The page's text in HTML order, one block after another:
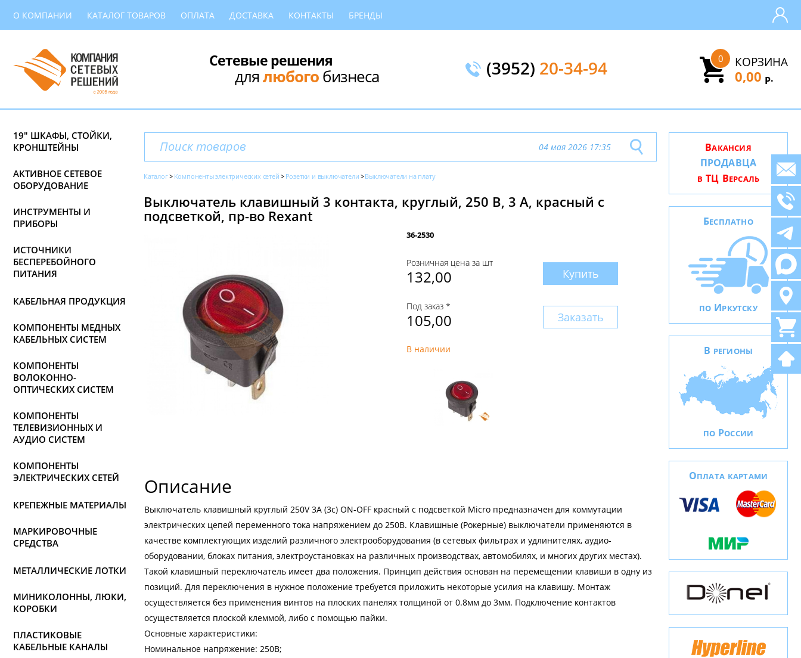
О КОМПАНИИ КАТАЛОГ ТОВАРОВ ОПЛАТА ДОСТАВКА КОНТАКТЫ БРЕНДЫ
Сетевые решения
длялюбогобизнеса (3952) 20-34-94 КОРЗИНА
0
0,00 Р.
19" ШКАФЫ, СТОЙКИ,
КРОНШТЕЙНЫ
АКТИВНОЕ СЕТЕВОЕ
ОБОРУДОВАНИЕ
ИНСТРУМЕНТЫ И
ПРИБОРЫ
ИСТОЧНИКИ
БЕСПЕРЕБОЙНОГО
ПИТАНИЯ
КАБЕЛЬНАЯ ПРОДУКЦИЯ
КОМПОНЕНТЫ МЕДНЫХ
КАБЕЛЬНЫХ СИСТЕМ
КОМПОНЕНТЫ
ВОЛОКОННО-
ОПТИЧЕСКИХ СИСТЕМ
КОМПОНЕНТЫ
ТЕЛЕВИЗИОННЫХ И
АУДИО СИСТЕМ
КОМПОНЕНТЫ
ЭЛЕКТРИЧЕСКИХ СЕТЕЙ
КРЕПЕЖНЫЕ МАТЕРИАЛЫ
МАРКИРОВОЧНЫЕ
СРЕДСТВА
МЕТАЛЛИЧЕСКИЕ ЛОТКИ
МИНИКОЛОННЫ, ЛЮКИ,
КОРОБКИ
ПЛАСТИКОВЫЕ
КАБЕЛЬНЫЕ КАНАЛЫ
04 мая 2026 17:35
Каталог Компоненты электрических сетей Розетки и выключатели Выключатели на плату
Выключатель клавишный 3 контакта, круглый, 250 В, 3 А, красный с
подсветкой, пр-во Rexant
36-2530
Розничная цена за шт
132,00 Купить
Под заказ *
105,00 Заказать
В наличии
Описание
Выключатель клавишный круглый 250V 3А (3с) ON-OFF красный с подсветкой Micro предназначен для коммутации
электрических цепей переменного тока напряжением до 250В. Клавишные (Рокерные) выключатели применяются в
качестве комплектующих изделий различного электрооборудования (в сетевых фильтрах и удлинителях, аудио-
оборудовании, блоках питания, электроустановках на различных производствах, автомобилях, и многих других местах).
Такой клавишный переключатель имеет два положения. Принцип действия основан на перемещении клавиши в одну из
позиций. Для переключения в нужное положение требуется приложить некоторые усилия на клавишу. Монтаж
осуществляется без применения винтов на плоских панелях толщиной от 0.8мм до 3мм. Подключение контактов
осуществляется плоской клеммой, либо с помощью пайки.
Основные характеристики:
Номинальное напряжение: 250В;
ВАКАНСИЯ
ПРОДАВЦА
В ТЦ ВЕРСАЛЬ
БЕСПЛАТНО
ПО ИРКУТСКУ
В РЕГИОНЫ
ПО РОССИИ
ОПЛАТА КАРТАМИ